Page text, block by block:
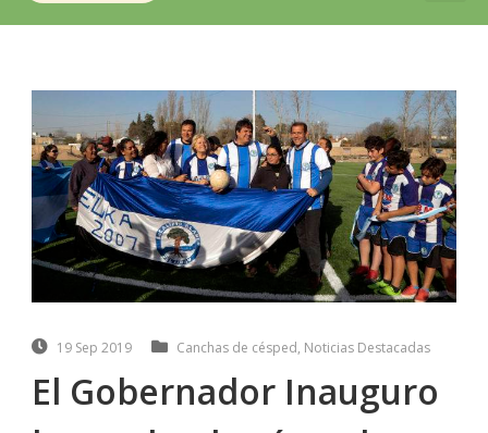
19 Sep 2019 Canchas de césped, Noticias Destacadas
El Gobernador Inauguro